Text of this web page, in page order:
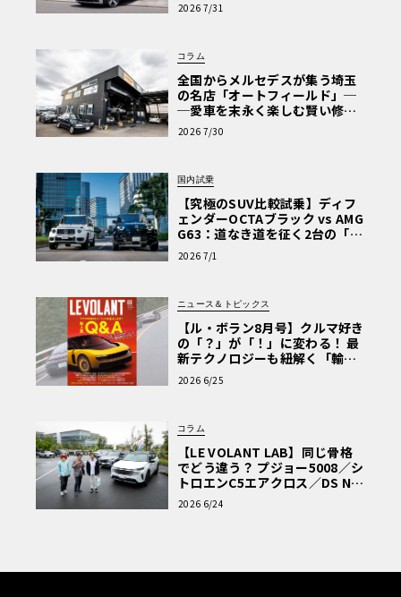
Why? Hyundai?】〈PR〉
2026 7/31
コラム
全国からメルセデスが集う埼玉
の名店「オートフィールド」─
─愛車を末永く楽しむ賢い修理
術と、プロがフックス製オイル
を選ぶ理由〈PR〉
2026 7/30
国内試乗
【究極のSUV比較試乗】ディフ
ェンダーOCTAブラック vs AMG
G63：道なき道を征く2台の「対
極的アプローチ」
2026 7/1
ニュース＆トピックス
【ル・ボラン8月号】クルマ好き
の「？」が「！」に変わる！ 最
新テクノロジーも紐解く「輸入
車Q&A」
2026 6/25
コラム
【LE VOLANT LAB】同じ骨格
でどう違う？ プジョー5008／シ
トロエンC5エアクロス／DS Nº4
読者一気乗りレポート
2026 6/24